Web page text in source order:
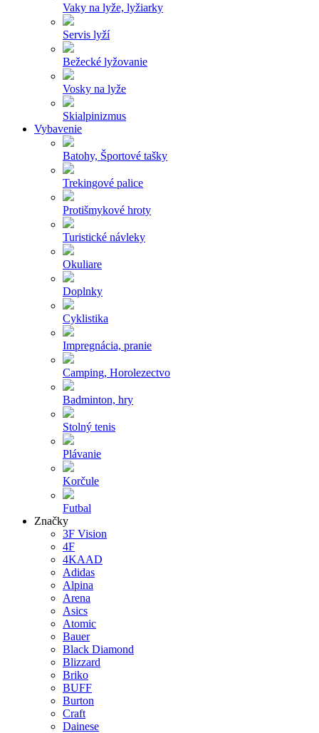
Vaky na lyže, lyžiarky
Servis lyží
Bežecké lyžovanie
Vosky na lyže
Skialpinizmus
Vybavenie
Batohy, Športové tašky
Trekingové palice
Protišmykové hroty
Turistické návleky
Okuliare
Doplnky
Cyklistika
Impregnácia, pranie
Camping, Horolezectvo
Badminton, hry
Stolný tenis
Plávanie
Korčule
Futbal
Značky
3F Vision
4F
4KAAD
Adidas
Alpina
Arena
Asics
Atomic
Bauer
Black Diamond
Blizzard
Briko
BUFF
Burton
Craft
Dainese